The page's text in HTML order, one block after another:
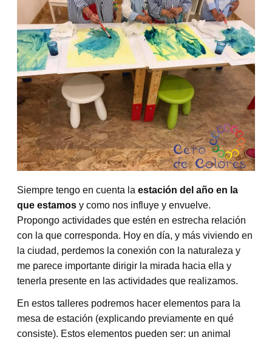
Siempre tengo en cuenta la estación del año en la
que estamos y como nos influye y envuelve.
Propongo actividades que estén en estrecha relación
con la que corresponda. Hoy en día, y más viviendo en
la ciudad, perdemos la conexión con la naturaleza y
me parece importante dirigir la mirada hacia ella y
tenerla presente en las actividades que realizamos.
En estos talleres podremos hacer elementos para la
mesa de estación (explicando previamente en qué
consiste). Estos elementos pueden ser: un animal